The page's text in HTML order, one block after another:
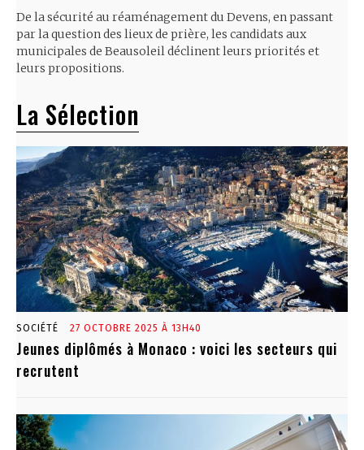
De la sécurité au réaménagement du Devens, en passant
par la question des lieux de prière, les candidats aux
municipales de Beausoleil déclinent leurs priorités et
leurs propositions.
La Sélection
SOCIÉTÉ 27 OCTOBRE 2025 À 13H40
Jeunes diplômés à Monaco : voici les secteurs qui
recrutent